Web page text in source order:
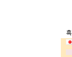
흑